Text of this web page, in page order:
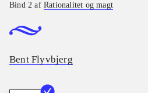
Bind 2 afRationalitet og magt
Bent Flyvbjerg